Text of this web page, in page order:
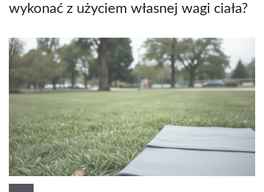
wykonać z użyciem własnej wagi ciała?